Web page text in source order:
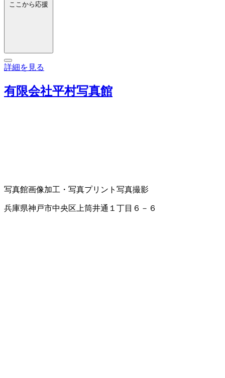
ここから応援
詳細を見る
有限会社平村写真館
写真館画像加工・写真プリント 写真撮影
兵庫県神戸市中央区上筒井通１丁目６－６